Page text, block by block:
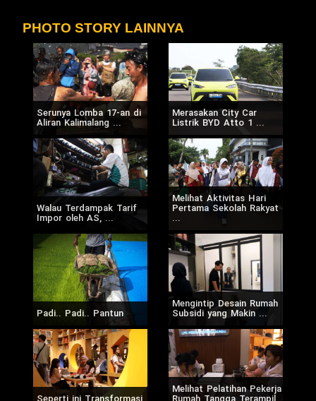
PHOTO STORY LAINNYA
Serunya Lomba 17-an di
Aliran Kalimalang ...
Merasakan City Car
Listrik BYD Atto 1 ...
Walau Terdampak Tarif
Impor oleh AS, ...
Melihat Aktivitas Hari
Pertama Sekolah Rakyat
...
Padi.. Padi.. Pantun
Mengintip Desain Rumah
Subsidi yang Makin ...
Seperti ini Transformasi
Melihat Pelatihan Pekerja
Rumah Tangga Terampil